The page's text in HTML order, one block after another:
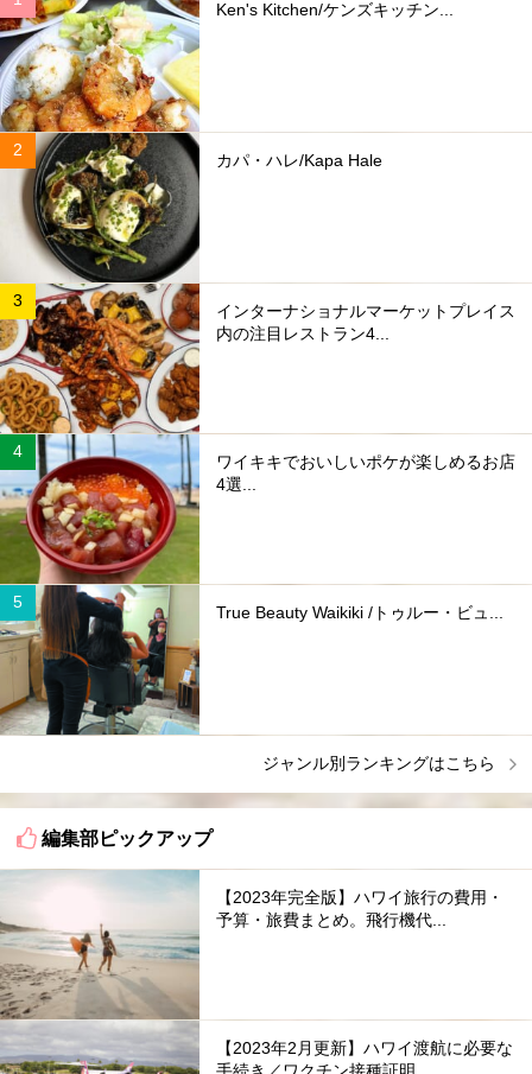
Ken's Kitchen/ケンズキッチン...
カパ・ハレ/Kapa Hale
インターナショナルマーケットプレイス
内の注目レストラン4...
ワイキキでおいしいポケが楽しめるお店
4選...
True Beauty Waikiki /トゥルー・ビュ...
ジャンル別ランキングはこちら
編集部ピックアップ
【2023年完全版】ハワイ旅行の費用・
予算・旅費まとめ。飛行機代...
【2023年2月更新】ハワイ渡航に必要な